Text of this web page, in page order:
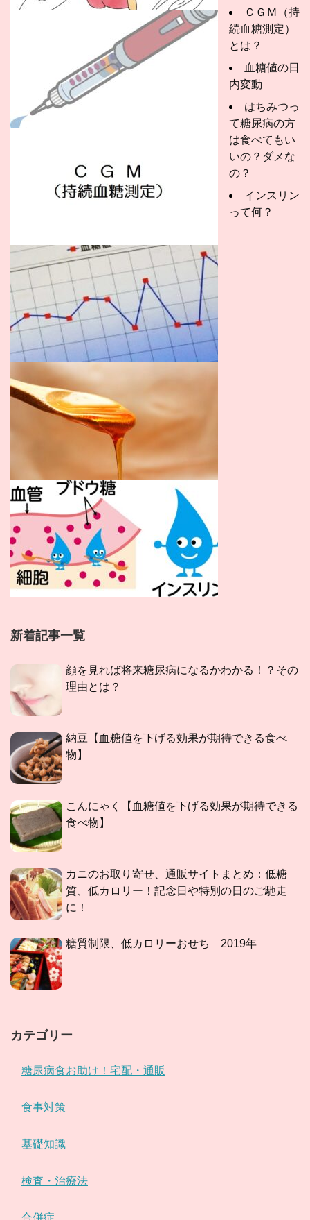
ＣＧＭ（持
続血糖測定）
とは？
血糖値の日
内変動
はちみつっ
て糖尿病の方
は食べてもい
いの？ダメな
の？
インスリン
って何？
新着記事一覧
顔を見れば将来糖尿病になるかわかる！？その
理由とは？
納豆【血糖値を下げる効果が期待できる食べ
物】
こんにゃく【血糖値を下げる効果が期待できる
食べ物】
カニのお取り寄せ、通販サイトまとめ：低糖
質、低カロリー！記念日や特別の日のご馳走
に！
糖質制限、低カロリーおせち 2019年
カテゴリー
糖尿病食お助け！宅配・通販
食事対策
基礎知識
検査・治療法